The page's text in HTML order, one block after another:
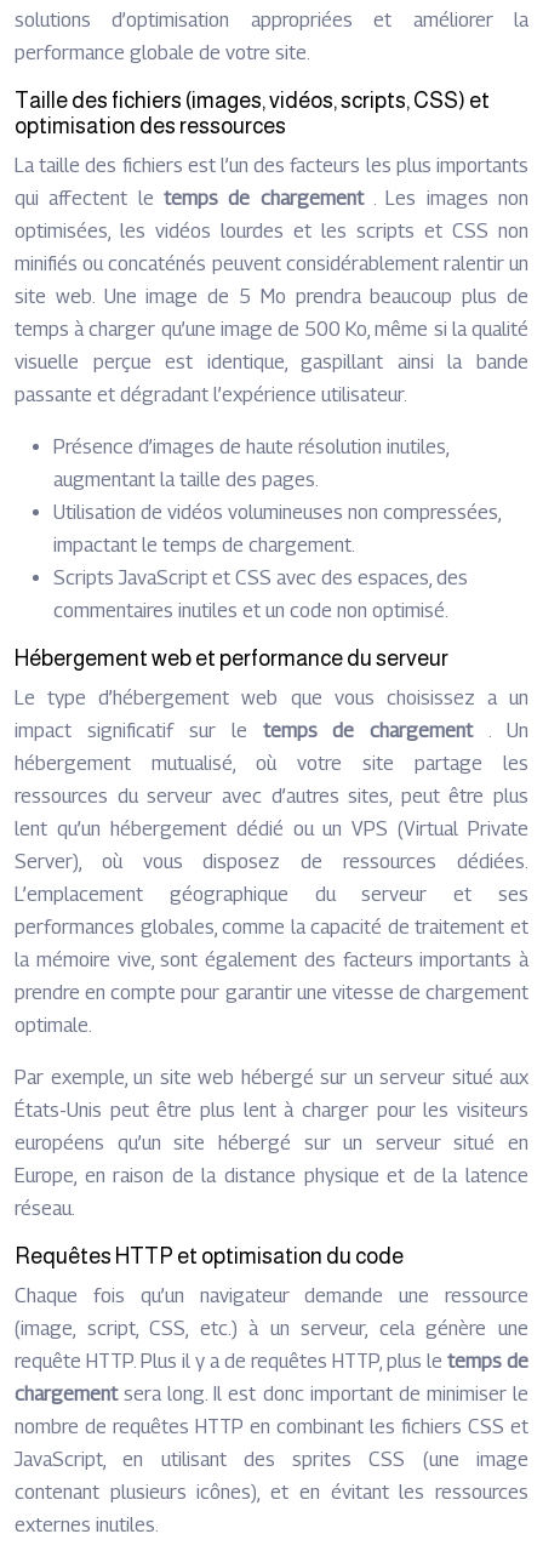
solutions d’optimisation appropriées et améliorer la
performance globale de votre site.
Taille des fichiers (images, vidéos, scripts, CSS) et
optimisation des ressources
La taille des fichiers est l’un des facteurs les plus importants
qui affectent le temps de chargement . Les images non
optimisées, les vidéos lourdes et les scripts et CSS non
minifiés ou concaténés peuvent considérablement ralentir un
site web. Une image de 5 Mo prendra beaucoup plus de
temps à charger qu’une image de 500 Ko, même si la qualité
visuelle perçue est identique, gaspillant ainsi la bande
passante et dégradant l’expérience utilisateur.
Présence d’images de haute résolution inutiles,
augmentant la taille des pages.
Utilisation de vidéos volumineuses non compressées,
impactant le temps de chargement.
Scripts JavaScript et CSS avec des espaces, des
commentaires inutiles et un code non optimisé.
Hébergement web et performance du serveur
Le type d’hébergement web que vous choisissez a un
impact significatif sur le temps de chargement . Un
hébergement mutualisé, où votre site partage les
ressources du serveur avec d’autres sites, peut être plus
lent qu’un hébergement dédié ou un VPS (Virtual Private
Server), où vous disposez de ressources dédiées.
L’emplacement géographique du serveur et ses
performances globales, comme la capacité de traitement et
la mémoire vive, sont également des facteurs importants à
prendre en compte pour garantir une vitesse de chargement
optimale.
Par exemple, un site web hébergé sur un serveur situé aux
États-Unis peut être plus lent à charger pour les visiteurs
européens qu’un site hébergé sur un serveur situé en
Europe, en raison de la distance physique et de la latence
réseau.
Requêtes HTTP et optimisation du code
Chaque fois qu’un navigateur demande une ressource
(image, script, CSS, etc.) à un serveur, cela génère une
requête HTTP. Plus il y a de requêtes HTTP, plus le temps de
chargementsera long. Il est donc important de minimiser le
nombre de requêtes HTTP en combinant les fichiers CSS et
JavaScript, en utilisant des sprites CSS (une image
contenant plusieurs icônes), et en évitant les ressources
externes inutiles.